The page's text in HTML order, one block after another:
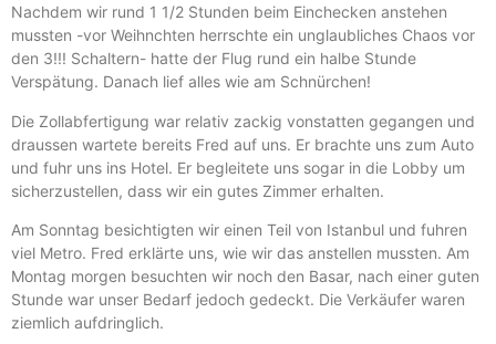
Nachdem wir rund 1 1/2 Stunden beim Einchecken anstehen
mussten -vor Weihnchten herrschte ein unglaubliches Chaos vor
den 3!!! Schaltern- hatte der Flug rund ein halbe Stunde
Verspätung. Danach lief alles wie am Schnürchen!
Die Zollabfertigung war relativ zackig vonstatten gegangen und
draussen wartete bereits Fred auf uns. Er brachte uns zum Auto
und fuhr uns ins Hotel. Er begleitete uns sogar in die Lobby um
sicherzustellen, dass wir ein gutes Zimmer erhalten.
Am Sonntag besichtigten wir einen Teil von Istanbul und fuhren
viel Metro. Fred erklärte uns, wie wir das anstellen mussten. Am
Montag morgen besuchten wir noch den Basar, nach einer guten
Stunde war unser Bedarf jedoch gedeckt. Die Verkäufer waren
ziemlich aufdringlich.